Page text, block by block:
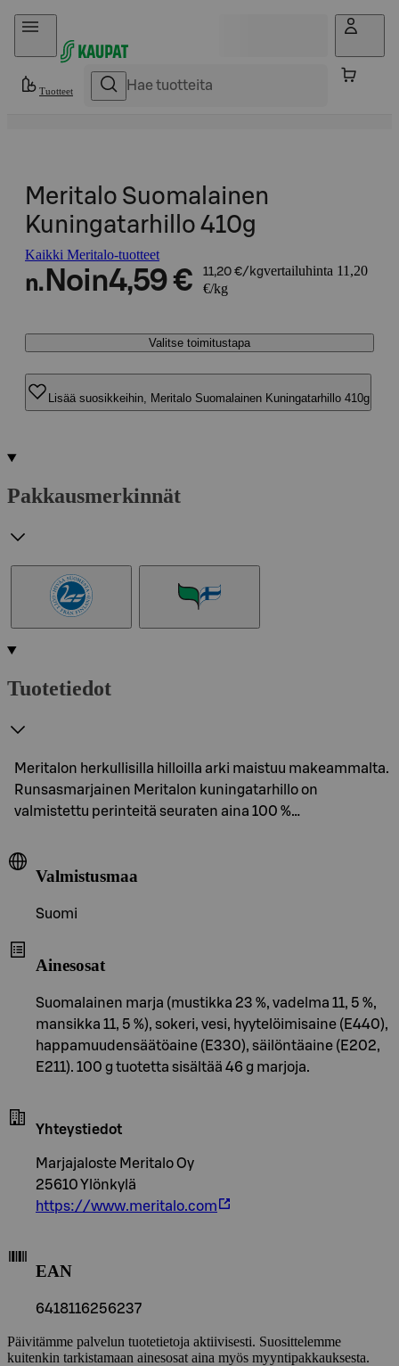
Hyppää sisältöön
Tuotteet
Meritalo Suomalainen
Kuningatarhillo 410g
Kaikki Meritalo-tuotteet
n. Noin4,59 € 11,20 €/kgvertailuhinta 11,20
€/kg
Valitse toimitustapa
Lisää suosikkeihin, Meritalo Suomalainen Kuningatarhillo 410g
Pakkausmerkinnät
Tuotetiedot
Meritalon herkullisilla hilloilla arki maistuu makeammalta.
Runsasmarjainen Meritalon kuningatarhillo on
valmistettu perinteitä seuraten aina 100 %…
Valmistusmaa
Suomi
Ainesosat
Suomalainen marja (mustikka 23 %, vadelma 11, 5 %,
mansikka 11, 5 %), sokeri, vesi, hyytelöimisaine (E440),
happamuudensäätöaine (E330), säilöntäaine (E202,
E211). 100 g tuotetta sisältää 46 g marjoja.
Yhteystiedot
Marjajaloste Meritalo Oy
25610 Ylönkylä
https://www.meritalo.com
EAN
6418116256237
Päivitämme palvelun tuotetietoja aktiivisesti. Suosittelemme
kuitenkin tarkistamaan ainesosat aina myös myyntipakkauksesta.